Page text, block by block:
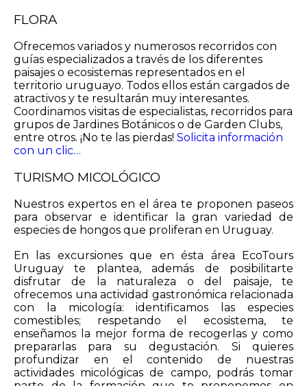
FLORA
Ofrecemos variados y numerosos recorridos con
guías especializados a través de los diferentes
paisajes o ecosistemas representados en el
territorio uruguayo. Todos ellos están cargados de
atractivos y te resultarán muy interesantes.
Coordinamos visitas de especialistas, recorridos para
grupos de Jardines Botánicos o de Garden Clubs,
entre otros. ¡No te las pierdas! Solicita información
con un clic…
TURISMO MICOLÓGICO
Nuestros expertos en el área te proponen paseos
para observar e identificar la gran variedad de
especies de hongos que proliferan en Uruguay.
En las excursiones que en ésta área EcoTours
Uruguay te plantea, además de posibilitarte
disfrutar de la naturaleza o del paisaje, te
ofrecemos una actividad gastronómica relacionada
con la micología: identificamos las especies
comestibles; respetando el ecosistema, te
enseñamos la mejor forma de recogerlas y como
prepararlas para su degustación. Si quieres
profundizar en el contenido de nuestras
actividades micológicas de campo, podrás tomar